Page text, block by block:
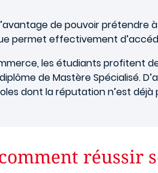
de pouvoir
permet effectivement
les étudiants profitent
de Mastère Spécialisé.
dont la réputation n’est déjà
réussir